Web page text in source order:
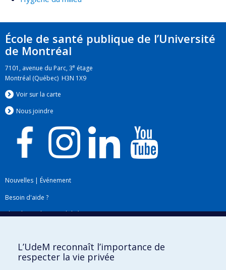
École de santé publique de l’Université
de Montréal
7101, avenue du Parc, 3e étage
Montréal (Québec) H3N 1X9
Voir sur la carte
Nous joindre
Nouvelles | Événement
Besoin d'aide ?
Plan du site|Accessibilité
L’UdeM reconnaît l’importance de
respecter la vie privée